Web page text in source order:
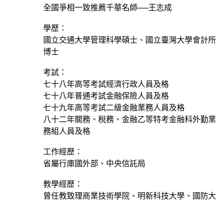
全國爭相一致推薦千華名師──王志成
學歷：
國立交通大學管理科學碩士、國立臺灣大學會計所
博士
考試：
七十八年高等考試經濟行政人員及格
七十八年普通考試金融保險人員及格
七十九年高等考試二級金融業務人員及格
八十二年關務、稅務、金融乙等特考金融科外勤業
務組人員及格
工作經歷：
省屬行庫國外部、中央信託局
教學經歷：
曾任教致理商業技術學院、明新科技大學、國防大